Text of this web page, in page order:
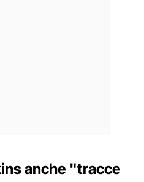
anche "tracce